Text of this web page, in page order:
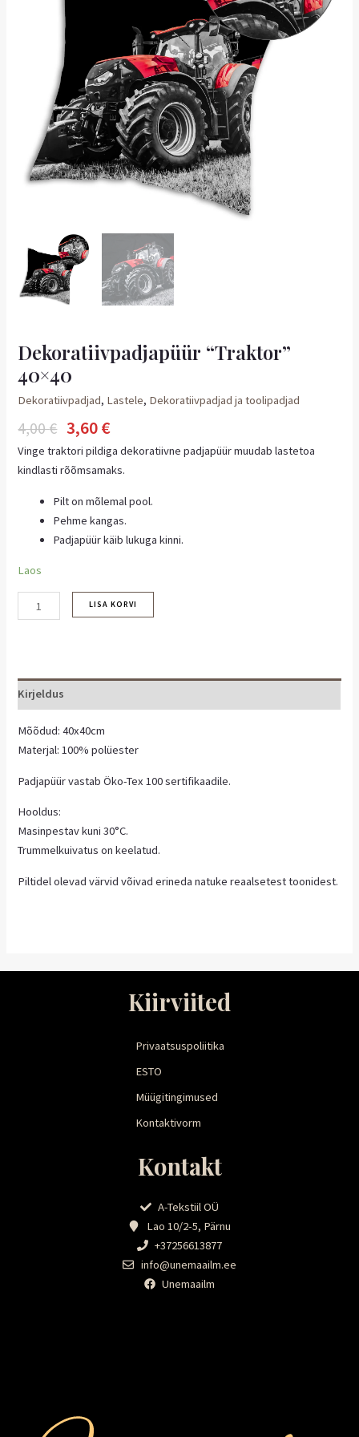
Dekoratiivpadjapüür “Traktor”
40×40
Dekoratiivpadjad, Lastele, Dekoratiivpadjad ja toolipadjad
4,00€ 3,60€
Vinge traktori pildiga dekoratiivne padjapüür muudab lastetoa
kindlasti rõõmsamaks.
Pilt on mõlemal pool.
Pehme kangas.
Padjapüür käib lukuga kinni.
Laos
LISA KORVI
Kirjeldus
Mõõdud: 40x40cm
Materjal: 100% polüester
Padjapüür vastab Öko-Tex 100 sertifikaadile.
Hooldus:
Masinpestav kuni 30°C.
Trummelkuivatus on keelatud.
Piltidel olevad värvid võivad erineda natuke reaalsetest toonidest.
Kiirviited
Privaatsuspoliitika
ESTO
Müügitingimused
Kontaktivorm
Kontakt
A-Tekstiil OÜ
Lao 10/2-5, Pärnu
+37256613877
info@unemaailm.ee
Unemaailm